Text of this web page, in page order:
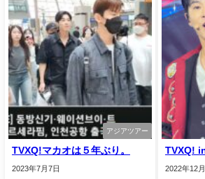
アジアツアー
TVXQ!マカオは５年ぶり。
2023年7月7日
TVXQ!
2022年12